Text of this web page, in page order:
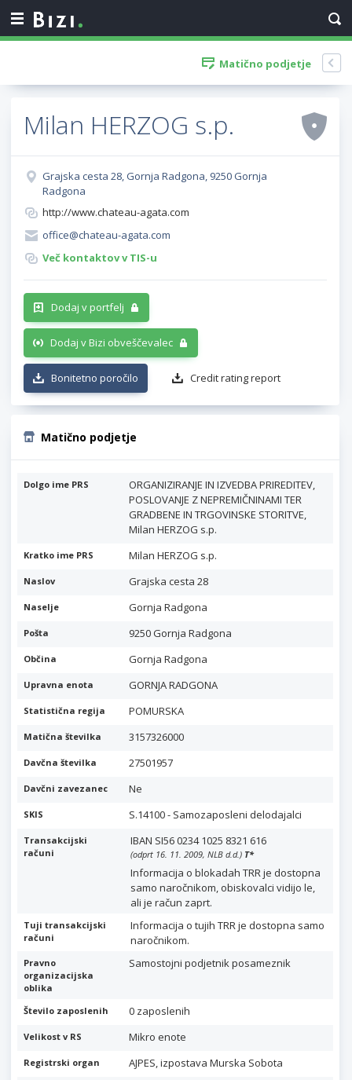
Matično podjetje
Milan HERZOG s.p.
Grajska cesta 28, Gornja Radgona, 9250 Gornja
Radgona
http://www.chateau-agata.com
office@chateau-agata.com
Več kontaktov v TIS-u
Dodaj v portfelj
Dodaj v Bizi obveščevalec
Bonitetno poročilo Credit rating report
Matično podjetje
Dolgo ime PRS
ORGANIZIRANJE IN IZVEDBA PRIREDITEV,
POSLOVANJE Z NEPREMIČNINAMI TER
GRADBENE IN TRGOVINSKE STORITVE,
Milan HERZOG s.p.
Kratko ime PRS Milan HERZOG s.p.
Naslov Grajska cesta 28
Naselje Gornja Radgona
Pošta 9250 Gornja Radgona
Občina Gornja Radgona
Upravna enota GORNJA RADGONA
Statistična regija POMURSKA
Matična številka 3157326000
Davčna številka 27501957
Davčni zavezanec Ne
SKIS S.14100 - Samozaposleni delodajalci
Transakcijski
računi
IBAN SI56 0234 1025 8321 616
(odprt 16. 11. 2009, NLB d.d.) T*
Informacija o blokadah TRR je dostopna
samo naročnikom, obiskovalci vidijo le,
ali je račun zaprt.
Tuji transakcijski
računi
Informacija o tujih TRR je dostopna samo
naročnikom.
Pravno
organizacijska
oblika
Samostojni podjetnik posameznik
Število zaposlenih 0 zaposlenih
Velikost v RS Mikro enote
Registrski organ AJPES, izpostava Murska Sobota